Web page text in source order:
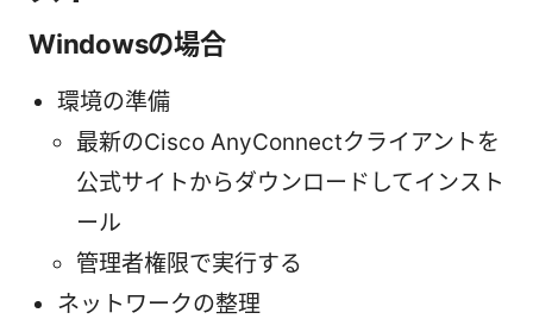
Windowsの場合
環境の準備
最新のCisco AnyConnectクライアントを
公式サイトからダウンロードしてインスト
ール
管理者権限で実行する
ネットワークの整理